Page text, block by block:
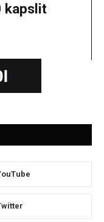
kapslit